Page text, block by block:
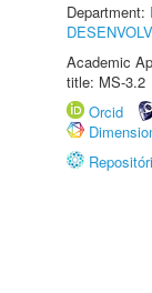
Department:
Academic
title: MS-3.2
Orcid